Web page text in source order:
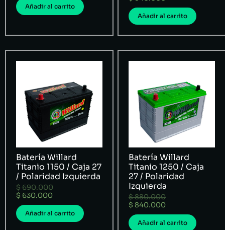
Añadir al carrito
Añadir al carrito
Batería Willard
Titanio 1150 / Caja 27
/ Polaridad Izquierda
$690.000
$ 630.000
Añadir al carrito
Batería Willard
Titanio 1250 / Caja
27 / Polaridad
Izquierda
$880.000
$ 840.000
Añadir al carrito